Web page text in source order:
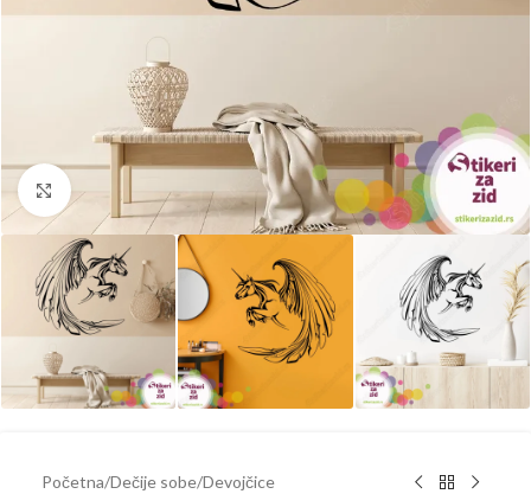
Kliknite za uvećanje
Početna/Dečije sobe/Devojčice